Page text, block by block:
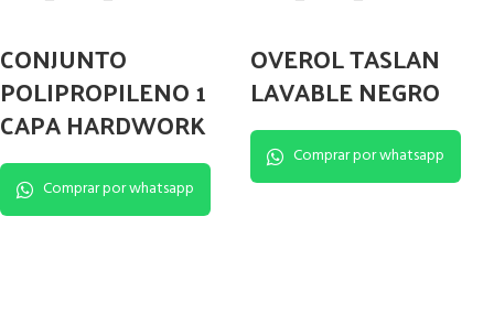
CONJUNTO
POLIPROPILENO 1
CAPA HARDWORK
Comprar por whatsapp
OVEROL TASLAN
LAVABLE NEGRO
Comprar por whatsapp